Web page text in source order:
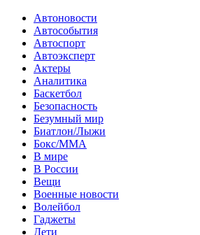
Автоновости
Автособытия
Автоспорт
Автоэксперт
Актеры
Аналитика
Баскетбол
Безопасность
Безумный мир
Биатлон/Лыжи
Бокс/MMA
В мире
В России
Вещи
Военные новости
Волейбол
Гаджеты
Дети